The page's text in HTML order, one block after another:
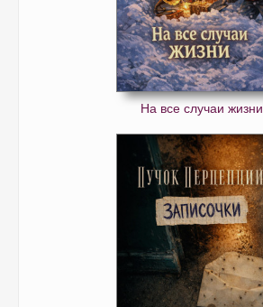
На все случаи жизни